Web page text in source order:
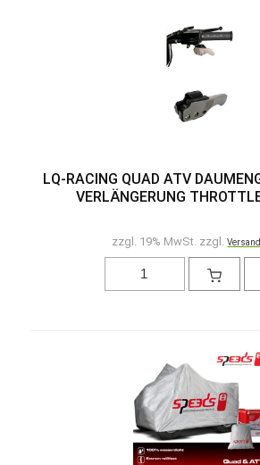
LQ-RACING QUAD ATV
VERLÄNGERUNG
zzgl. 19% MwSt. zzgl.